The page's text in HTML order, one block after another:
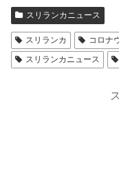
スリランカニュース
スリランカ コロナ
スリランカニュース